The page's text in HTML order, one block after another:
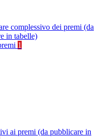
complessivo dei premi (da
in tabelle)
1
ai premi (da pubblicare in